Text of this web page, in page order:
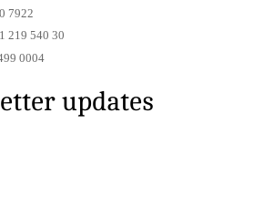
7922
219 540 30
0004
updates